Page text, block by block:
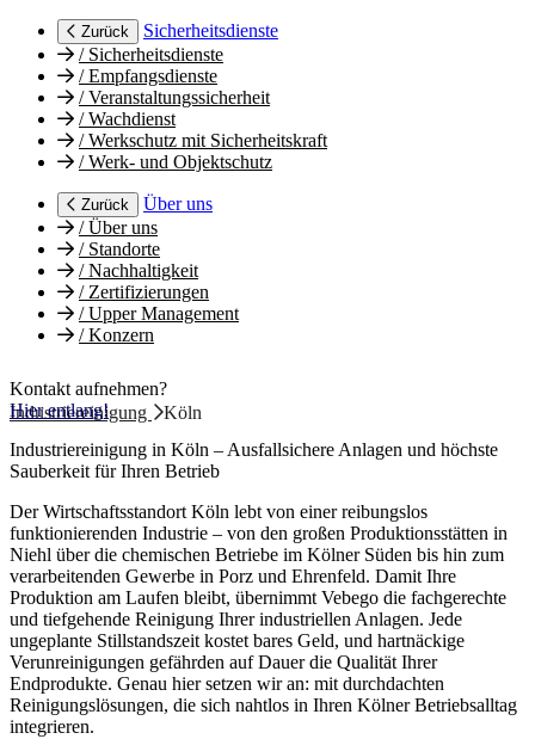
Zurück
Sicherheitsdienste
/Sicherheitsdienste
/Empfangsdienste
/Veranstaltungssicherheit
/Wachdienst
/Werkschutz mit Sicherheitskraft
/Werk- und Objektschutz
Zurück
Über uns
/Über uns
/Standorte
/Nachhaltigkeit
/Zertifizierungen
/Upper Management
/Konzern
Kontakt aufnehmen?
Hier entlang!
Industriereinigung
Köln
Industriereinigung in Köln – Ausfallsichere Anlagen und höchste
Sauberkeit für Ihren Betrieb
Der Wirtschaftsstandort Köln lebt von einer reibungslos
funktionierenden Industrie – von den großen Produktionsstätten in
Niehl über die chemischen Betriebe im Kölner Süden bis hin zum
verarbeitenden Gewerbe in Porz und Ehrenfeld. Damit Ihre
Produktion am Laufen bleibt, übernimmt Vebego die fachgerechte
und tiefgehende Reinigung Ihrer industriellen Anlagen. Jede
ungeplante Stillstandszeit kostet bares Geld, und hartnäckige
Verunreinigungen gefährden auf Dauer die Qualität Ihrer
Endprodukte. Genau hier setzen wir an: mit durchdachten
Reinigungslösungen, die sich nahtlos in Ihren Kölner Betriebsalltag
integrieren.